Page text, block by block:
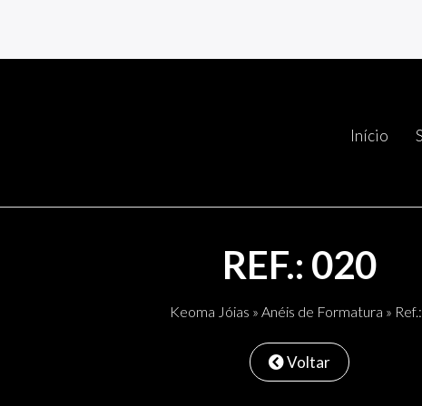
Início
REF.: 020
Keoma Jóias » Anéis de Formatura »
Voltar